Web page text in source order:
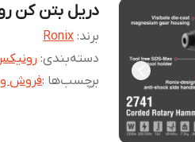
دریل بتن کن
برند: Ronix
دسته‌بندی:
برچسب‌ها :فروش